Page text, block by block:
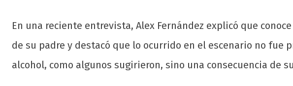
En una reciente entrevista, Alex Fernández explicó que
de su padre y destacó que lo ocurrido en el escenario no fue
alcohol, como algunos sugirieron, sino una consecuencia de